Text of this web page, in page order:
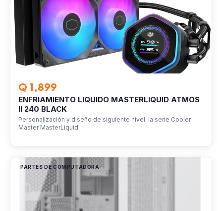
Q 1,899
ENFRIAMIENTO LIQUIDO MASTERLIQUID ATMOS
II 240 BLACK
Personalización y diseño de siguiente nivel: la serie Cooler
Master MasterLiquid…
PARTES DE COMPUTADORA